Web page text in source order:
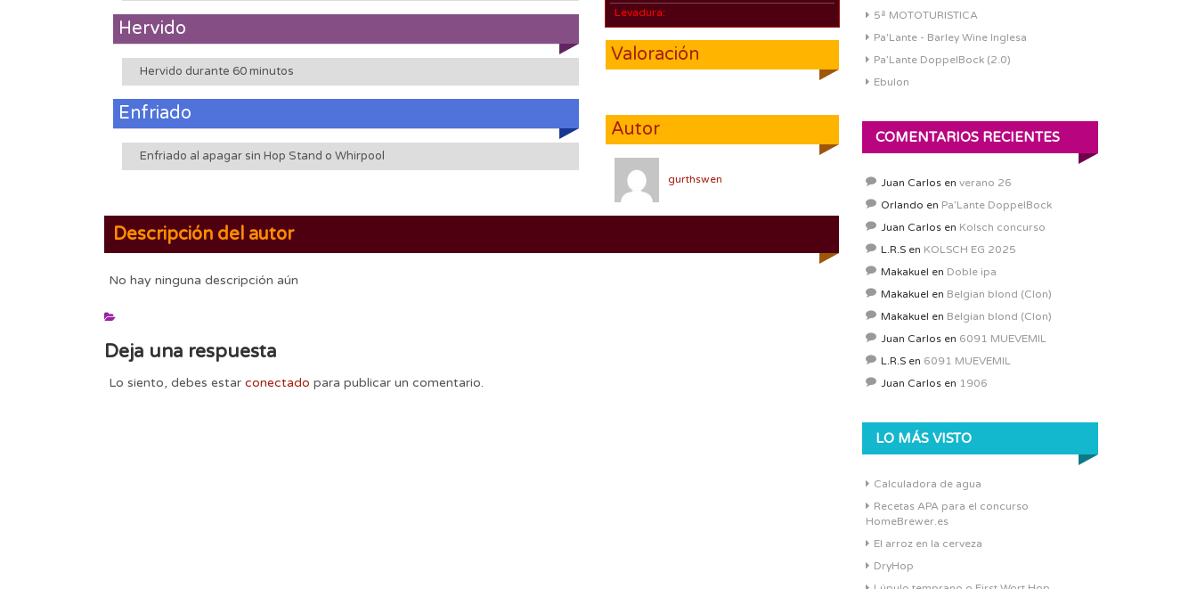
Hervido
Hervido durante 60 minutos
Enfriado
Enfriado al apagar sin Hop Stand o Whirpool
Levadura:
Valoración
Autor
gurthswen
Descripción del autor
No hay ninguna descripción aún
Deja una respuesta
Lo siento, debes estar conectado para publicar un comentario.
5ª MOTOTURISTICA
Pa'Lante - Barley Wine Inglesa
Pa’Lante DoppelBock (2.0)
Ebulon
COMENTARIOS RECIENTES
Juan Carlos en verano 26
Orlando en Pa’Lante DoppelBock
Juan Carlos en Kolsch concurso
L.R.S en KOLSCH EG 2025
Makakuel en Doble ipa
Makakuel en Belgian blond (Clon)
Makakuel en Belgian blond (Clon)
Juan Carlos en 6091 MUEVEMIL
L.R.S en 6091 MUEVEMIL
Juan Carlos en 1906
LO MÁS VISTO
Calculadora de agua
Recetas APA para el concurso
HomeBrewer.es
El arroz en la cerveza
DryHop